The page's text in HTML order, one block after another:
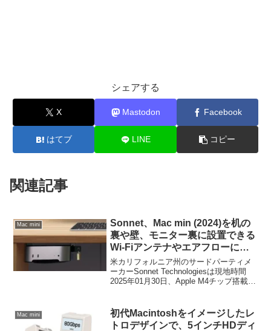
シェアする
X Mastodon Facebook
はてブ LINE コピー
関連記事
Mac mini
Sonnet、Mac min (2024)を机の
裏や壁、モニター裏に設置できる
Wi-Fiアンテナやエアフローにも
配慮したスチール製セキュリティ
ブランケット「MacCuff mini
(2024+)」を発売。
米カリフォルニア州のサードパーティメ
ーカーSonnet Technologiesは現地時間
2025年01月30日、Apple M4チップ搭載の
mini (2024+) (CUFF-MIN-M4)」を新たに
発売ています。
Mac mini
初代Macintoshをイメージしたレ
トロデザインで、5インチHDディ